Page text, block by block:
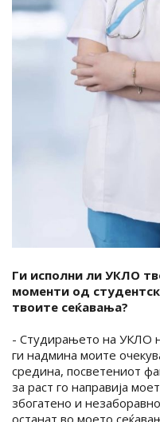
Ги исполни ли УКЛО
моменти од
твоите сеќавања?
- Студирањето на УКЛО
ги надмина моите
средина, посветениот
за раст го направија
збогатено и
останат во моето